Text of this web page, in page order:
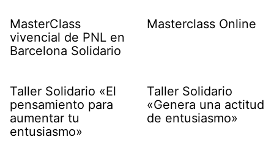
MasterClass
vivencial de PNL en
Barcelona Solidario
Masterclass Online
Taller Solidario «El
pensamiento para
aumentar tu
entusiasmo»
Taller Solidario
«Genera una actitud
de entusiasmo»